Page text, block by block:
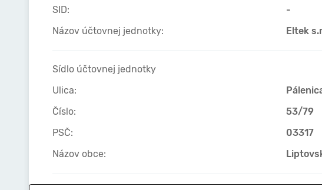
SID:
-
Názov účtovnej jednotky:
Eltek
Sídlo účtovnej jednotky
Ulica:
Číslo:
53/79
PSČ:
03317
Názov obce: